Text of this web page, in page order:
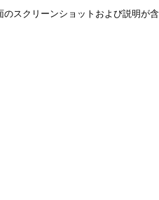
スクリーンショットおよび説明が含